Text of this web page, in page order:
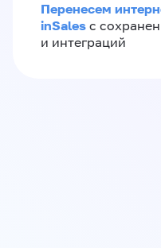
Перенесем
inSales с
и интеграций